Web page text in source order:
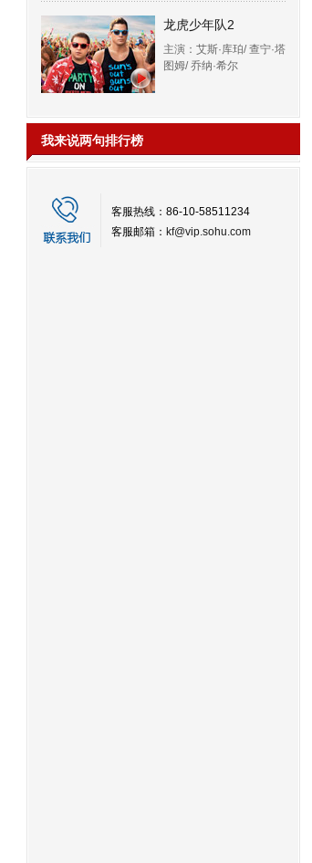
龙虎少年队2
主演：艾斯·库珀/ 查宁·塔
图姆/ 乔纳·希尔
我来说两句排行榜
客服热线：86-10-58511234
客服邮箱： kf@vip.sohu.com